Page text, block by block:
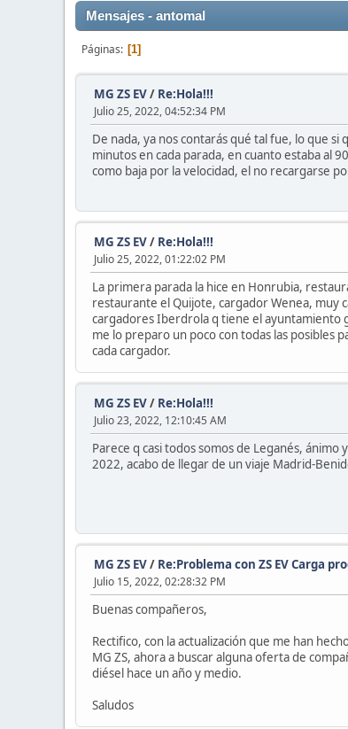
Mensajes - antomal
Páginas 1
MG ZS EV/ Re:Hola!!!
Julio 25, 2022, 04:52:34 PM
De nada, ya nos contarás qué tal fue, lo que
minutos en cada parada, en cuanto estaba al
como baja por la velocidad, el no recargarse
MG ZS EV/ Re:Hola!!!
Julio 25, 2022, 01:22:02 PM
La primera parada la hice en Honrubia,
restaurante el Quijote, cargador Wenea, muy
cargadores Iberdrola q tiene el ayuntamiento
me lo preparo un poco con todas las posibles
cada cargador.
MG ZS EV/ Re:Hola!!!
Julio 23, 2022, 12:10:45 AM
Parece q casi todos somos de Leganés,
2022, acabo de llegar de un viaje Madrid-
MG ZS EV/ Re:Problema con ZS EV Carga
Julio 15, 2022, 02:28:32 PM
Buenas compañeros,
Rectifico, con la actualización que me han
MG ZS, ahora a buscar alguna oferta de
diésel hace un año y medio.
Saludos